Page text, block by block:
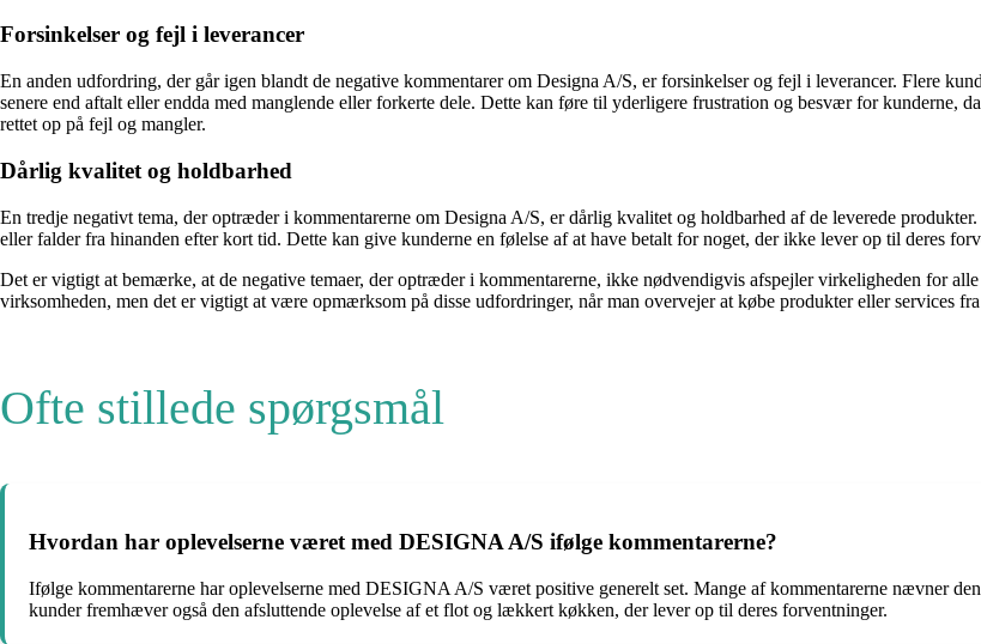
Forsinkelser og fejl i leverancer
En anden udfordring, der går igen blandt de negative kommentarer om Designa A/S, er forsinkelser og fejl i leverancer. Flere
senere end aftalt eller endda med manglende eller forkerte dele. Dette kan føre til yderligere frustration og besvær for kunderne,
rettet op på fejl og mangler.
Dårlig kvalitet og holdbarhed
En tredje negativt tema, der optræder i kommentarerne om Designa A/S, er dårlig kvalitet og holdbarhed af de leverede
eller falder fra hinanden efter kort tid. Dette kan give kunderne en følelse af at have betalt for noget, der ikke lever op til deres
Det er vigtigt at bemærke, at de negative temaer, der optræder i kommentarerne, ikke nødvendigvis afspejler virkeligheden for
virksomheden, men det er vigtigt at være opmærksom på disse udfordringer, når man overvejer at købe produkter eller services
Ofte stillede spørgsmål
Hvordan har oplevelserne været med DESIGNA A/S ifølge kommentarerne?
Ifølge kommentarerne har oplevelserne med DESIGNA A/S været positive generelt set. Mange af kommentarerne nævner
kunder fremhæver også den afsluttende oplevelse af et flot og lækkert køkken, der lever op til deres forventninger.